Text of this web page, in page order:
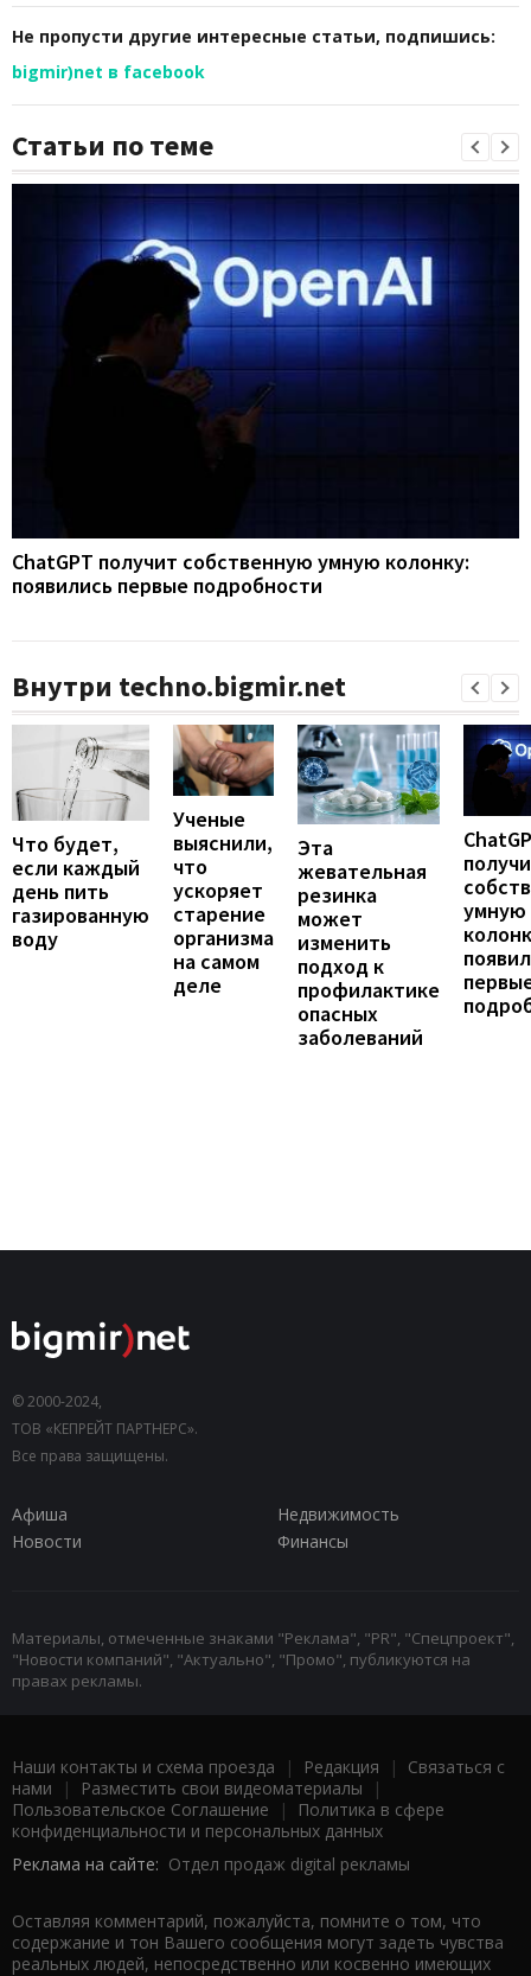
Не пропусти другие интересные статьи, подпишись:
bigmir)net в facebook
Статьи по теме
ChatGPT получит собственную умную колонку:
появились первые подробности
Внутри techno.bigmir.net
Что будет,
если каждый
день пить
газированную
воду
Ученые
выяснили,
что
ускоряет
старение
организма
на самом
деле
Эта
жевательная
резинка
может
изменить
подход к
профилактике
опасных
заболеваний
умную
© 2000-2024,
ТОВ «КЕПРЕЙТ ПАРТНЕРС».
Все права защищены.
Афиша
Недвижимость
Новости
Финансы
Материалы, отмеченные знаками "Реклама", "PR", "Спецпроект",
"Новости компаний", "Актуально", "Промо", публикуются на
правах рекламы.
Наши контакты и схема проезда | Редакция | Связаться с
нами | Разместить свои видеоматериалы |
Пользовательское Соглашение |
Политика в сфере
конфиденциальности и персональных данных
Реклама на сайте: Отдел продаж digital рекламы
Оставляя комментарий, пожалуйста, помните о том, что
содержание и тон Вашего сообщения могут задеть чувства
реальных людей, непосредственно или косвенно имеющих